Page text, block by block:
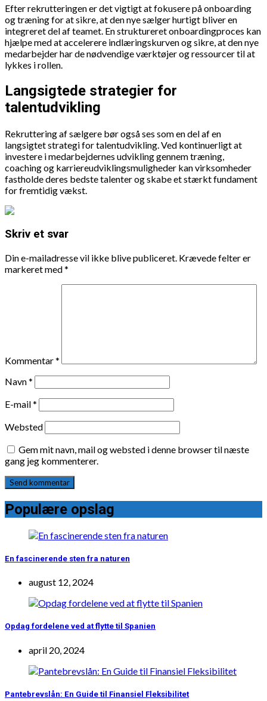
Efter rekrutteringen er det vigtigt at fokusere på onboarding
og træning for at sikre, at den nye sælger hurtigt bliver en
integreret del af teamet. En struktureret onboardingproces kan
hjælpe med at accelerere indlæringskurven og sikre, at den nye
medarbejder har de nødvendige værktøjer og ressourcer til at
lykkes i rollen.
Langsigtede strategier for
talentudvikling
Rekruttering af sælgere bør også ses som en del af en
langsigtet strategi for talentudvikling. Ved kontinuerligt at
investere i medarbejdernes udvikling gennem træning,
coaching og karriereudviklingsmuligheder kan virksomheder
fastholde deres bedste talenter og skabe et stærkt fundament
for fremtidig vækst.
Skriv et svar
Din e-mailadresse vil ikke blive publiceret. Krævede felter er
markeret med*
Kommentar*
Navn*
E-mail*
Websted
Gem mit navn, mail og websted i denne browser til næste
gang jeg kommenterer.
Populære opslag
En fascinerende sten fra naturen
august 12, 2024
Opdag fordelene ved at flytte til Spanien
april 20, 2024
Pantebrevslån: En Guide til Finansiel Fleksibilitet